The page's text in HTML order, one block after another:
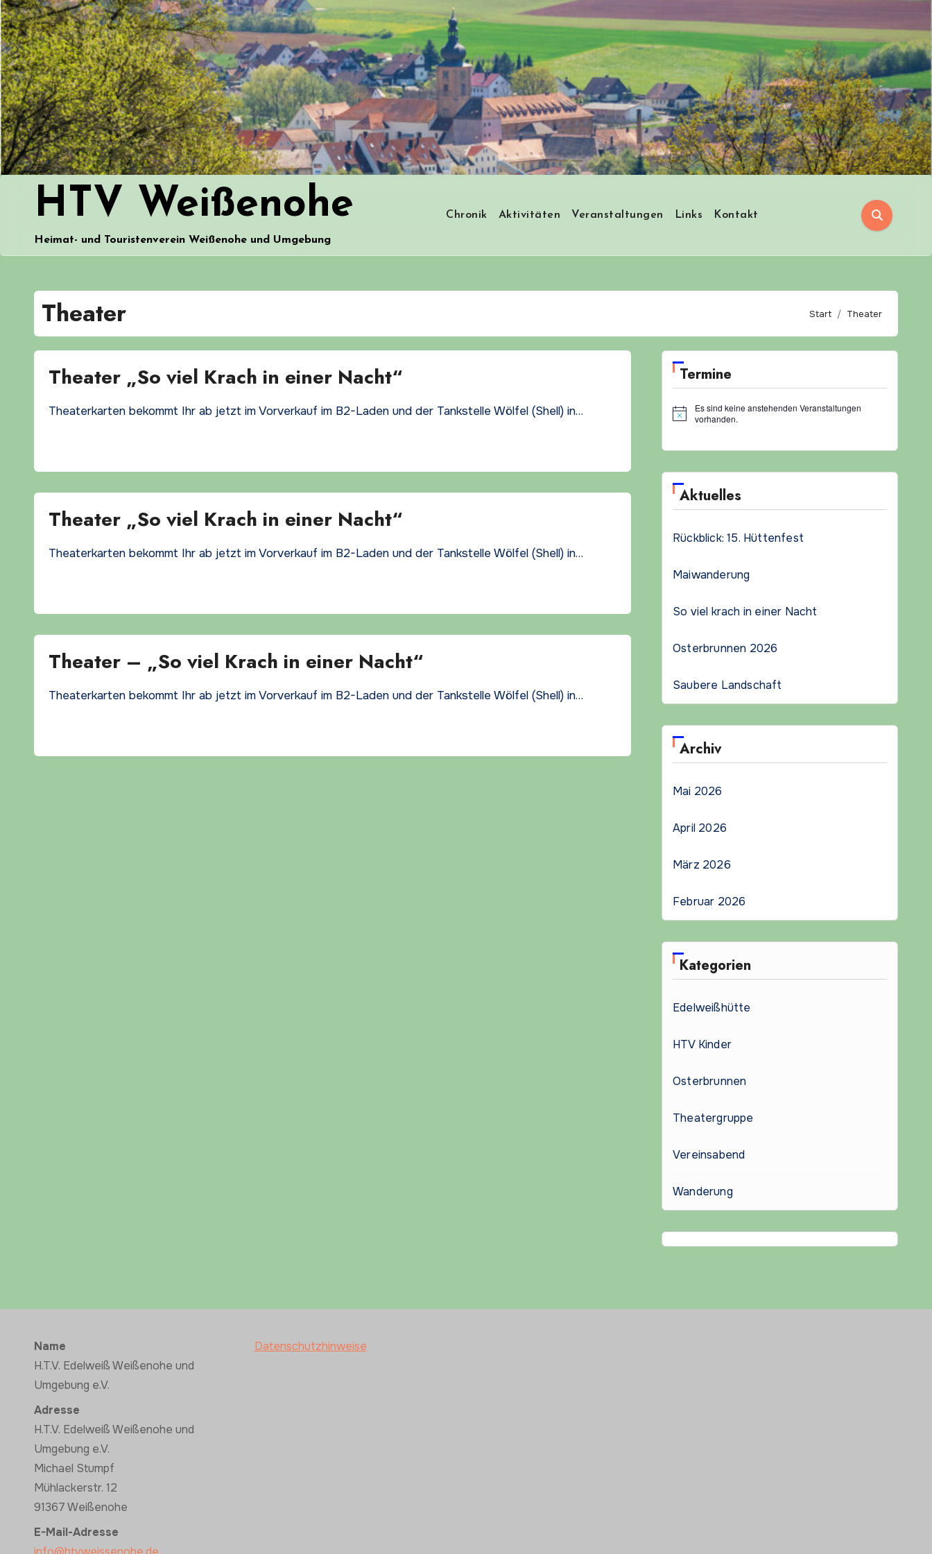
Zum
Inhalt
springen
HTV Weißenohe
Heimat- und Touristenverein Weißenohe und Umgebung
Chronik Aktivitäten Veranstaltungen Links Kontakt
Theater Start Theater
Theater „So viel Krach in einer Nacht“
Theaterkarten bekommt Ihr ab jetzt im Vorverkauf im B2-Laden und der Tankstelle Wölfel (Shell) in…
Theater „So viel Krach in einer Nacht“
Theaterkarten bekommt Ihr ab jetzt im Vorverkauf im B2-Laden und der Tankstelle Wölfel (Shell) in…
Theater – „So viel Krach in einer Nacht“
Theaterkarten bekommt Ihr ab jetzt im Vorverkauf im B2-Laden und der Tankstelle Wölfel (Shell) in…
Termine
Hinweis
Es sind keine anstehenden Veranstaltungen
vorhanden.
Aktuelles
Rückblick: 15. Hüttenfest
Maiwanderung
So viel krach in einer Nacht
Osterbrunnen 2026
Saubere Landschaft
Archiv
Mai 2026
April 2026
März 2026
Februar 2026
Kategorien
Edelweißhütte
HTV Kinder
Osterbrunnen
Theatergruppe
Vereinsabend
Wanderung
Name
H.T.V. Edelweiß Weißenohe und
Umgebung e.V.
Adresse
H.T.V. Edelweiß Weißenohe und
Umgebung e.V.
Michael Stumpf
Mühlackerstr. 12
91367 Weißenohe
E-Mail-Adresse
Datenschutzhinweise